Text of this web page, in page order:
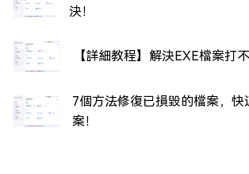
決！
【詳細教程】解決EXE檔案打
7個方法修復已損毀的檔案，快
案！